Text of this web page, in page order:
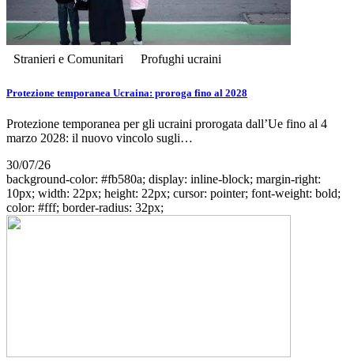
Stranieri e Comunitari Profughi ucraini
Protezione temporanea Ucraina: proroga fino al 2028
Protezione temporanea per gli ucraini prorogata dall’Ue fino al 4
marzo 2028: il nuovo vincolo sugli…
30/07/26
background-color: #fb580a; display: inline-block; margin-right:
10px; width: 22px; height: 22px; cursor: pointer; font-weight: bold;
color: #fff; border-radius: 32px;